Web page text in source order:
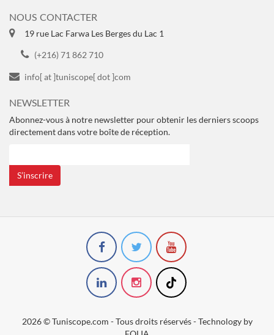
NOUS CONTACTER
19 rue Lac Farwa Les Berges du Lac 1
(+216) 71 862 710
info[ at ]tuniscope[ dot ]com
NEWSLETTER
Abonnez-vous à notre newsletter pour obtenir les derniers scoops
directement dans votre boîte de réception.
S’inscrire
2026 © Tuniscope.com - Tous droits réservés - Technology by